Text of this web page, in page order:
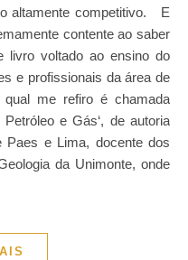
altamente competitivo. E
contente ao saber
livro voltado ao ensino do
e profissionais da área de
me refiro é chamada
e Gás‘, de autoria
Paes e Lima, docente dos
da Unimonte, onde